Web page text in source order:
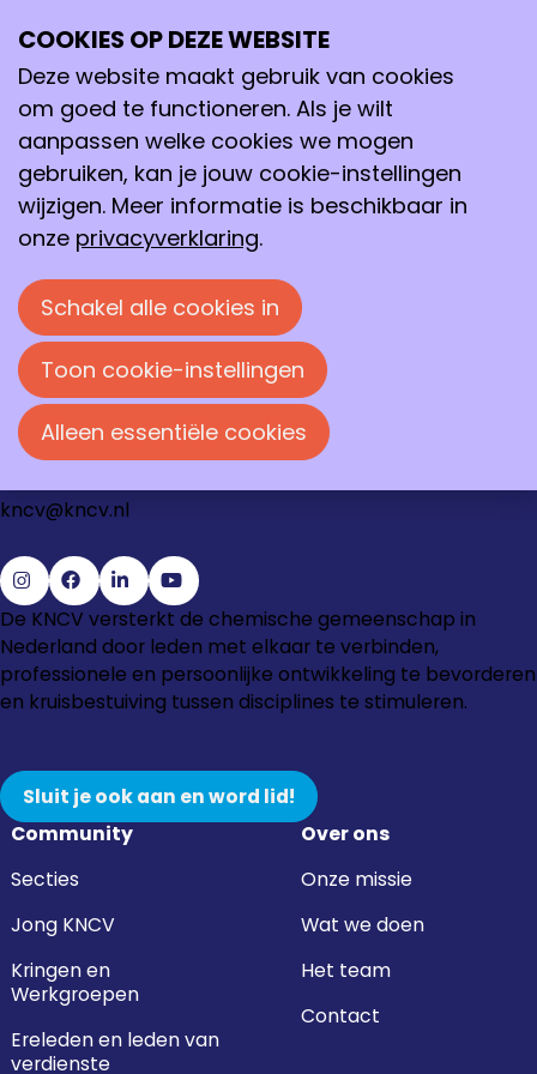
Vraag wachtwoord herstel aan
Vraag wachtwoord herstel aan
Vul je e-mailadres in om een nieuw wachtwoord
te verkrijgen.
Stap 1: Verkrijg een nieuw wachtwoord
E-mailadres*
Verstuur Annuleer
Loire 150
2491 AK Den Haag
kncv@kncv.nl
Ga
naar
Instagram
Ga
naar
Facebook
Ga
naar
LinkedIn
Ga
naar
YouTube
Community
Secties
Jong KNCV
Kringen en
Werkgroepen
Ereleden en leden van
verdienste
Over ons
Onze missie
Wat we doen
Het team
Contact
De KNCV versterkt de chemische gemeenschap in
Nederland door leden met elkaar te verbinden,
professionele en persoonlijke ontwikkeling te bevorderen
en kruisbestuiving tussen disciplines te stimuleren.
Sluit je ook aan en word lid!
COOKIES OP DEZE WEBSITE
Deze website maakt gebruik van cookies
om goed te functioneren. Als je wilt
aanpassen welke cookies we mogen
gebruiken, kan je jouw cookie-instellingen
wijzigen. Meer informatie is beschikbaar in
onze privacyverklaring.
Schakel alle cookies in
Toon cookie-instellingen
Alleen essentiële cookies